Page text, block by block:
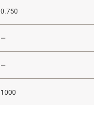
0.750
—
—
1000